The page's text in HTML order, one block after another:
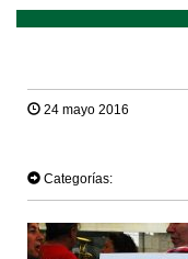
24 mayo 2016
Categorías: